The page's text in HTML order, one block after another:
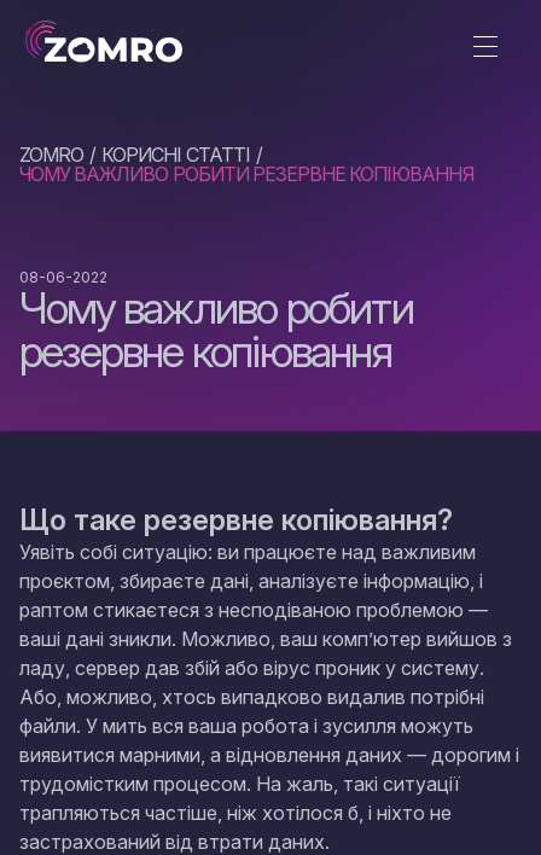
ZOMRO
КОРИСНІ СТАТТІ
ЧОМУ ВАЖЛИВО РОБИТИ РЕЗЕРВНЕ КОПІЮВАННЯ
Чому важливо робити
резервне копіювання
08-06-2022
Що таке резервне копіювання?
Уявіть собі ситуацію: ви працюєте над важливим
проєктом, збираєте дані, аналізуєте інформацію, і
раптом стикаєтеся з несподіваною проблемою —
ваші дані зникли. Можливо, ваш комп’ютер вийшов з
ладу, сервер дав збій або вірус проник у систему.
Або, можливо, хтось випадково видалив потрібні
файли. У мить вся ваша робота і зусилля можуть
виявитися марними, а відновлення даних — дорогим і
трудомістким процесом. На жаль, такі ситуації
трапляються частіше, ніж хотілося б, і ніхто не
застрахований від втрати даних.